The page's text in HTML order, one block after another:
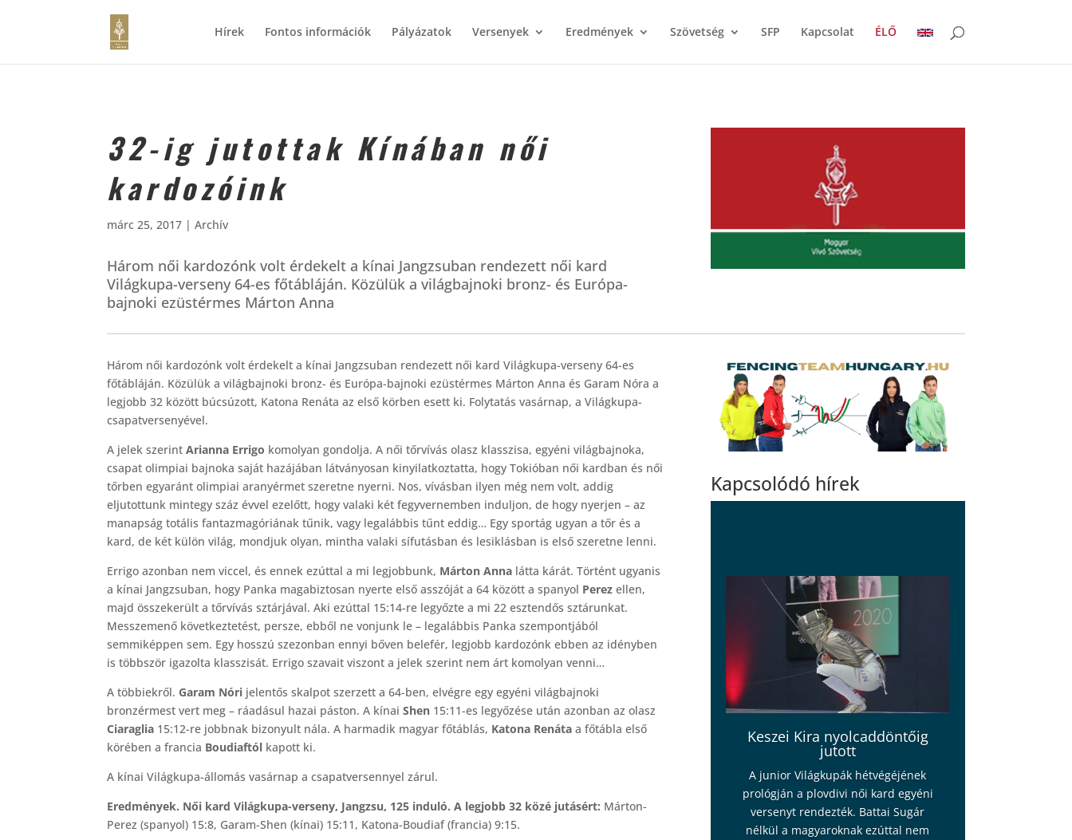
Hírek Fontos információk Pályázatok Versenyek Eredmények Szövetség SFP Kapcsolat ÉLŐ
32-ig jutottak Kínában női
kardozóink
márc 25, 2017 |Archív
Három női kardozónk volt érdekelt a kínai Jangzsuban rendezett női kard
Világkupa-verseny 64-es főtábláján. Közülük a világbajnoki bronz- és Európa-
bajnoki ezüstérmes Márton Anna
Három női kardozónk volt érdekelt a kínai Jangzsuban rendezett női kard Világkupa-verseny 64-es
főtábláján. Közülük a világbajnoki bronz- és Európa-bajnoki ezüstérmes Márton Anna és Garam Nóra a
legjobb 32 között búcsúzott, Katona Renáta az első körben esett ki. Folytatás vasárnap, a Világkupa-
csapatversenyével.
A jelek szerintArianna Errigo komolyan gondolja. A női tőrvívás olasz klasszisa, egyéni világbajnoka,
csapat olimpiai bajnoka saját hazájában látványosan kinyilatkoztatta, hogy Tokióban női kardban és női
tőrben egyaránt olimpiai aranyérmet szeretne nyerni. Nos, vívásban ilyen még nem volt, addig
eljutottunk mintegy száz évvel ezelőtt, hogy valaki két fegyvernemben induljon, de hogy nyerjen – az
manapság totális fantazmagóriának tűnik, vagy legalábbis tűnt eddig… Egy sportág ugyan a tőr és a
kard, de két külön világ, mondjuk olyan, mintha valaki sífutásban és lesiklásban is első szeretne lenni.
Errigo azonban nem viccel, és ennek ezúttal a mi legjobbunk, Márton Anna látta kárát. Történt ugyanis
a kínai Jangzsuban, hogy Panka magabiztosan nyerte első asszóját a 64 között a spanyol Perez ellen,
majd összekerült a tőrvívás sztárjával. Aki ezúttal 15:14-re legyőzte a mi 22 esztendős sztárunkat.
Messzemenő következtetést, persze, ebből ne vonjunk le – legalábbis Panka szempontjából
semmiképpen sem. Egy hosszú szezonban ennyi bőven belefér, legjobb kardozónk ebben az idényben
is többször igazolta klasszisát. Errigo szavait viszont a jelek szerint nem árt komolyan venni…
A többiekről. Garam Nóri jelentős skalpot szerzett a 64-ben, elvégre egy egyéni világbajnoki
bronzérmest vert meg – ráadásul hazai páston. A kínaiShen 15:11-es legyőzése után azonban az olasz
Ciaraglia 15:12-re jobbnak bizonyult nála. A harmadik magyar főtáblás, Katona Renáta a főtábla első
körében a francia Boudiaftól kapott ki.
A kínai Világkupa-állomás vasárnap a csapatversennyel zárul.
Eredmények. Női kard Világkupa-verseny, Jangzsu, 125 induló. A legjobb 32 közé jutásért: Márton-
Perez (spanyol) 15:8, Garam-Shen (kínai) 15:11, Katona-Boudiaf (francia) 9:15.
Kapcsolódó hírek
Keszei Kira nyolcaddöntőig
jutott
A junior Világkupák hétvégéjének
prológján a plovdivi női kard egyéni
versenyt rendezték. Battai Sugár
nélkül a magyaroknak ezúttal nem